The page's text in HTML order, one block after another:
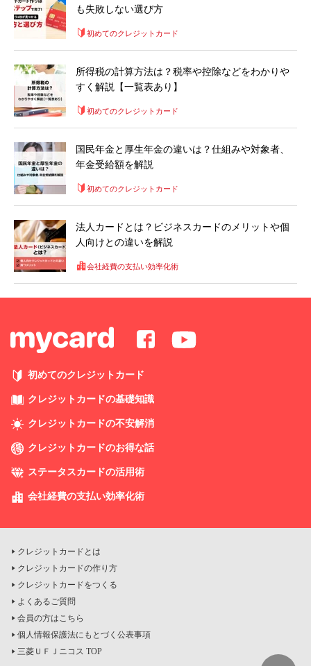
も失敗しない選び方
初めてのクレジットカード
所得税の計算方法は？税率や控除などをわかりや
すく解説【一覧表あり】
初めてのクレジットカード
国民年金と厚生年金の違いは？仕組みや対象者、
年金受給額を解説
初めてのクレジットカード
法人カードとは？ビジネスカードのメリットや個
人向けとの違いを解説
会社経費の支払い効率化術
初めてのクレジットカード
クレジットカードの基礎知識
クレジットカードの不安解消
クレジットカードのお得な話
ステータスカードの活用術
会社経費の支払い効率化術
クレジットカードとは
クレジットカードの作り方
クレジットカードをつくる
よくあるご質問
会員の方はこちら
個人情報保護法にもとづく公表事項
三菱ＵＦＪニコス TOP